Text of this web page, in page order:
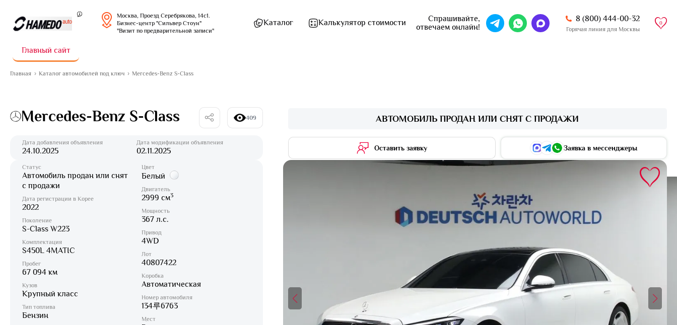
Москва, Проезд Серебрякова, 14с1.
Бизнес-центр "Сильвер Стоун"
"Визит по предварительной записи"
Каталог Калькулятор стоимости
Спрашивайте,
отвечаем онлайн!
8 (800) 444-00-32
Горячая линия для Москвы
0
Главный сайт
Главная Каталог автомобилей под ключ Mercedes-Benz S-Class
Mercedes-Benz S-Class 409
Дата добавления объявления
24.10.2025
Дата модификации объявления
02.11.2025
АВТОМОБИЛЬ ПРОДАН ИЛИ СНЯТ С ПРОДАЖИ
Оставить заявку Заявка в мессенджеры
Статус
Автомобиль продан или снят
с продажи
Дата регистрации в Корее
2022
Поколение
S-Class W223
Комплектация
S450L 4MATIC
Пробег
67 094 км
Кузов
Крупный класс
Тип топлива
Бензин
Цвет
Белый
Двигатель
2999 см3
Мощность
367 л.с.
Привод
4WD
Лот
40807422
Коробка
Автоматическая
Номер автомобиля
134루6763
Мест